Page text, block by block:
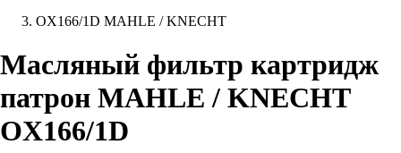
OX166/1D MAHLE / KNECHT
Масляный фильтр картридж
патрон MAHLE / KNECHT
OX166/1D